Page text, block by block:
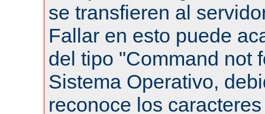
se transfieren al
Fallar en esto puede
del tipo "Command not
Sistema Operativo,
reconoce los